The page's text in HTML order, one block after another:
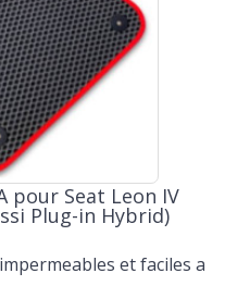
pour Seat Leon IV
Plug-in Hybrid)
et faciles a